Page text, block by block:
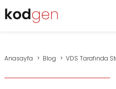
Anasayfa Blog VDS Tarafında